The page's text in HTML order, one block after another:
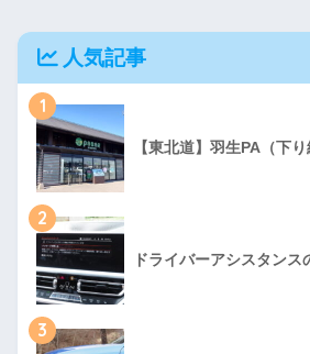
人気記事
1
【東北道】羽生PA（下り
2
ドライバーアシスタンス
3